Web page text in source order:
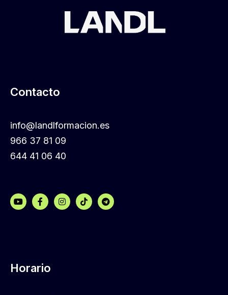
Contacto
info@landlformacion.es
966 37 81 09
644 41 06 40
Horario